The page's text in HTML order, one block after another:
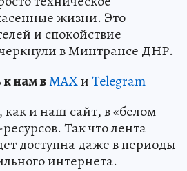
жизни. Это
и спокойствие
в Минтрансе ДНР.
нам вMAXиTelegram
и наш сайт, в «белом
Так что лента
доступна даже в периоды
интернета.